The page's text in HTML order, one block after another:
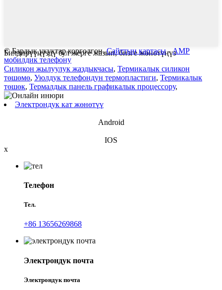
Билдирүүңүздү бул жерге жазып, бизге жөнөтүңүз
© Бардык укуктар корголгон. Сайттын картасы-AMP
мобилдик телефону
Силикон жылуулук жаздыкчасы, Термикалык силикон
төшөмө, Уюлдук телефондун термопластиги, Термикалык
төшөк, Термалдык панель графикалык процессору,
Электрондук кат жөнөтүү
Android
IOS
x
Телефон
Тел.
+86 13656269868
Электрондук почта
Электрондук почта